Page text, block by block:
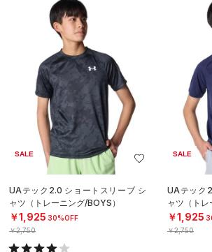
SALE
UAテック2.0 ショートスリーブ シ
ャツ（トレーニング/BOYS）
￥1,925 30%OFF
￥2,750
SALE
UAテック
ャツ（トレ
￥1,925
￥2,750